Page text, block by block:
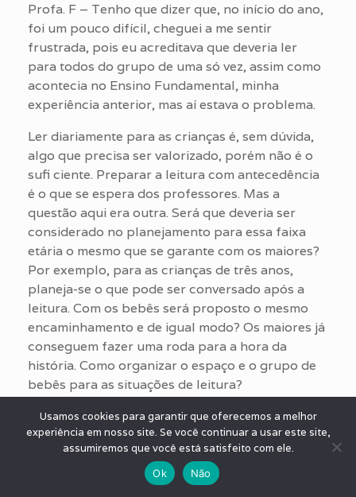
Profa. F – Tenho que dizer que, no início do ano,
foi um pouco difícil, cheguei a me sentir
frustrada, pois eu acreditava que deveria ler
para todos do grupo de uma só vez, assim como
acontecia no Ensino Fundamental, minha
experiência anterior, mas aí estava o problema.
Ler diariamente para as crianças é, sem dúvida,
algo que precisa ser valorizado, porém não é o
sufi ciente. Preparar a leitura com antecedência
é o que se espera dos professores. Mas a
questão aqui era outra. Será que deveria ser
considerado no planejamento para essa faixa
etária o mesmo que se garante com os maiores?
Por exemplo, para as crianças de três anos,
planeja-se o que pode ser conversado após a
leitura. Com os bebês será proposto o mesmo
encaminhamento e de igual modo? Os maiores já
conseguem fazer uma roda para a hora da
história. Como organizar o espaço e o grupo de
bebês para as situações de leitura?
Assistindo aos vídeos da professora de apoio e
tematizando suas práticas foi possível pensar
que se os bebês engatinham e se movimentam
pela sala, organizar vários cantos com livros
Usamos cookies para garantir que oferecemos a melhor
experiência em nosso site. Se você continuar a usar este site,
assumiremos que você está satisfeito com ele.
Ok Não